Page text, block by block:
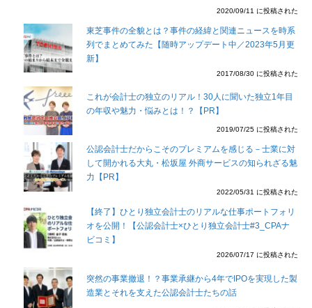
2020/09/11 に投稿された
東芝事件の全貌とは？事件の経緯と関連ニュースを時系
列でまとめてみた【随時アップデート中／2023年5月更
新】
2017/08/30 に投稿された
これが会計士の独立のリアル！30人に聞いた独立1年目
の年収や魅力・悩みとは！？【PR】
2019/07/25 に投稿された
公認会計士だからこそのプレミアムを感じる－士業に対
して開かれる大丸・松坂屋 外商サービスの知られざる魅
力【PR】
2022/05/31 に投稿された
【終了】ひとり独立会計士のリアルな仕事ポートフォリ
オを公開！【公認会計士×ひとり独立会計士#3_CPAナ
ビコミ】
2026/07/17 に投稿された
突然の事業撤退！？事業承継から4年でIPOを実現した製
造業とそれを支えた公認会計士たちの話